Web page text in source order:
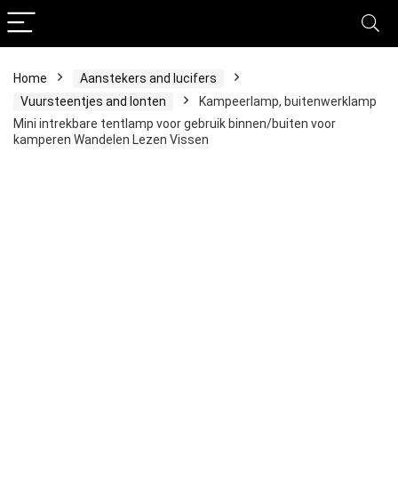
Home
Aanstekers and lucifers
Vuursteentjes and lonten
Kampeerlamp, buitenwerklamp
Mini intrekbare tentlamp voor gebruik binnen/buiten voor
kamperen Wandelen Lezen Vissen